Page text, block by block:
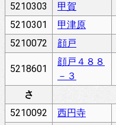
5210303
甲賀
5210301
甲津原
5210072
顔戸
5218601
顔戸４８８
－３
さ
5210092
西円寺